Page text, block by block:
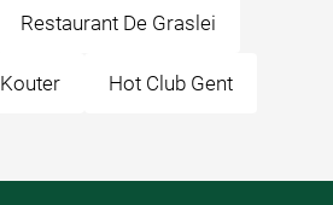
Restaurant De Graslei
Kouter Hot Club Gent